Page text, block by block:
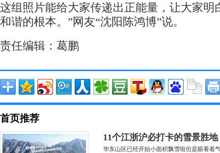
这组照片能给大家传递出正能量，让大家明
和谐的根本。”网友“沈阳陈鸿博”说。
责任编辑：葛鹏
首页推荐
11个江浙沪必打卡的雪景胜
华东山区已经开始小面积飘雪啦但是眼看着